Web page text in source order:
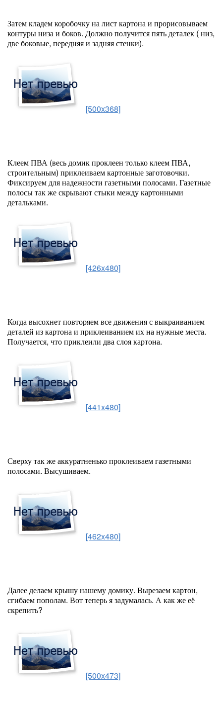
Затем кладем коробочку на лист картона и прорисовываем
контуры низа и боков. Должно получится пять деталек ( низ,
две боковые, передняя и задняя стенки).
[500x368]
Клеем ПВА (весь домик проклеен только клеем ПВА,
строительным) приклеиваем картонные заготовочки.
Фиксируем для надежности газетными полосами. Газетные
полосы так же скрывают стыки между картонными
детальками.
[426x480]
Когда высохнет повторяем все движения с выкраиванием
деталей из картона и приклеиванием их на нужные места.
Получается, что приклеили два слоя картона.
[441x480]
Сверху так же аккуратненько проклеиваем газетными
полосами. Высушиваем.
[462x480]
Далее делаем крышу нашему домику. Вырезаем картон,
сгибаем пополам. Вот теперь я задумалась. А как же её
скрепить?
[500x473]